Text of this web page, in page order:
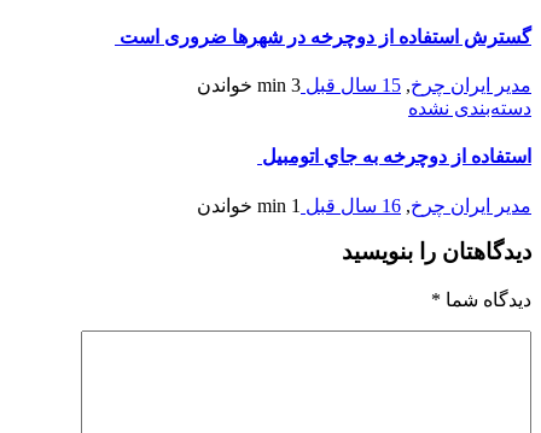
گسترش استفاده از دوچرخه در شهرها ضروری است
مدیر ایران چرخ, 15 سال قبل 3 min
خواندن
دسته‌بندی نشده
استفاده از دوچرخه به جاي اتومبيل
مدیر ایران چرخ, 16 سال قبل 1 min خواندن
دیدگاهتان را بنویسید
دیدگاه شما *